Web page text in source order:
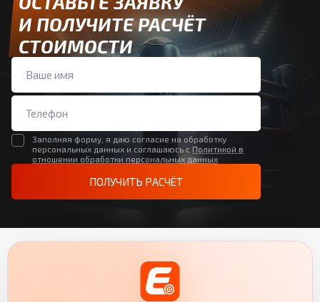
И ПОЛУЧИТЕ РАСЧЁТ
СТОИМОСТИ
Заполняя форму, я даю согласие на обработку
персональных данных и соглашаюсь с Политикой в
отношении обработки персональных данных
ПОЛУЧИТЬ РАСЧЁТ